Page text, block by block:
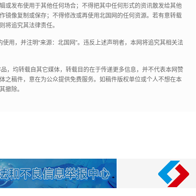
或发布使用于其他任何场合；不得把其中任何形式的资讯散发给其他
镜像复制或保存；不得修改或再使用北国网的任何资源。若有意转载
将追究其法律责任。
用，并注明“来源：北国网”。违反上述声明者，本网将追究其相关法
，均转载自其它媒体，转载目的在于传递更多信息，并不代表本网赞
之稿件，意在为公众提供免费服务。如稿件版权单位或个人不想在本
撤除。